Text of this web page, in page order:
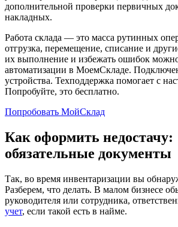
дополнительной проверки первичных
накладных.
Работа склада — это масса рутинных
отгрузка, перемещение, списание и
их выполнение и избежать ошибок
автоматизации в МоемСкладе.
устройства. Техподдержка помогает с
Попробуйте, это бесплатно.
Попробовать МойСклад
Как оформить недостачу:
обязательные документы
Так, во время инвентаризации вы
Разберем, что делать. В малом бизнесе
руководителя или сотрудника,
учет, если такой есть в найме.